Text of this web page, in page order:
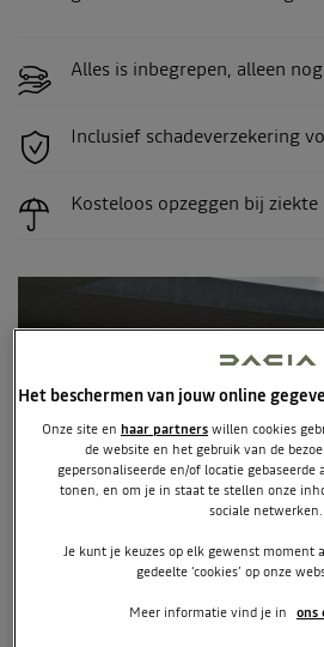
Alles is inbegrepen, alleen
Inclusief schadeverzekering
Kosteloos opzeggen bij
Het beschermen van jouw online
Onze site en haar partners willen cookies
de website en het gebruik van de
gepersonaliseerde en/of locatie
tonen, en om je in staat te stellen onze
sociale netwerken.
Je kunt je keuzes op elk gewenst moment
gedeelte ‘cookies’ op onze
Meer informatie vind je in ons